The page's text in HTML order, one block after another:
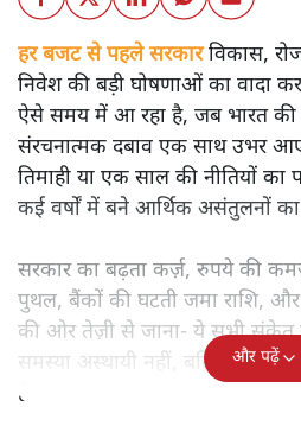
हर बजट से पहले सरकारविकास,
निवेश की बड़ी घोषणाओं का वादा
ऐसे समय में आ रहा है, जब भारत की
संरचनात्मक दबाव एक साथ उभर
तिमाही या एक साल की नीतियों का
कई वर्षों में बने आर्थिक असंतुलनों का
सरकार का बढ़ता कर्ज़, रुपये की
पुथल, बैंकों की घटती जमा राशि,
की ओर तेज़ी से जाना- ये सभी संकेत
समस्या अस्थायी नहीं, बल्कि गहरी
है।
और पढ़ें